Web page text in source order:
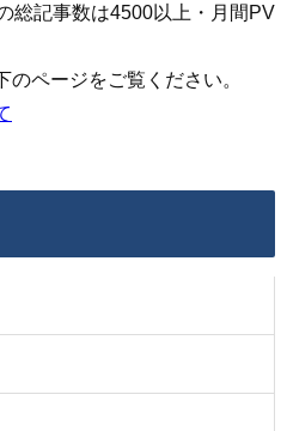
総記事数は4500以上・月間PV
ページをご覧ください。